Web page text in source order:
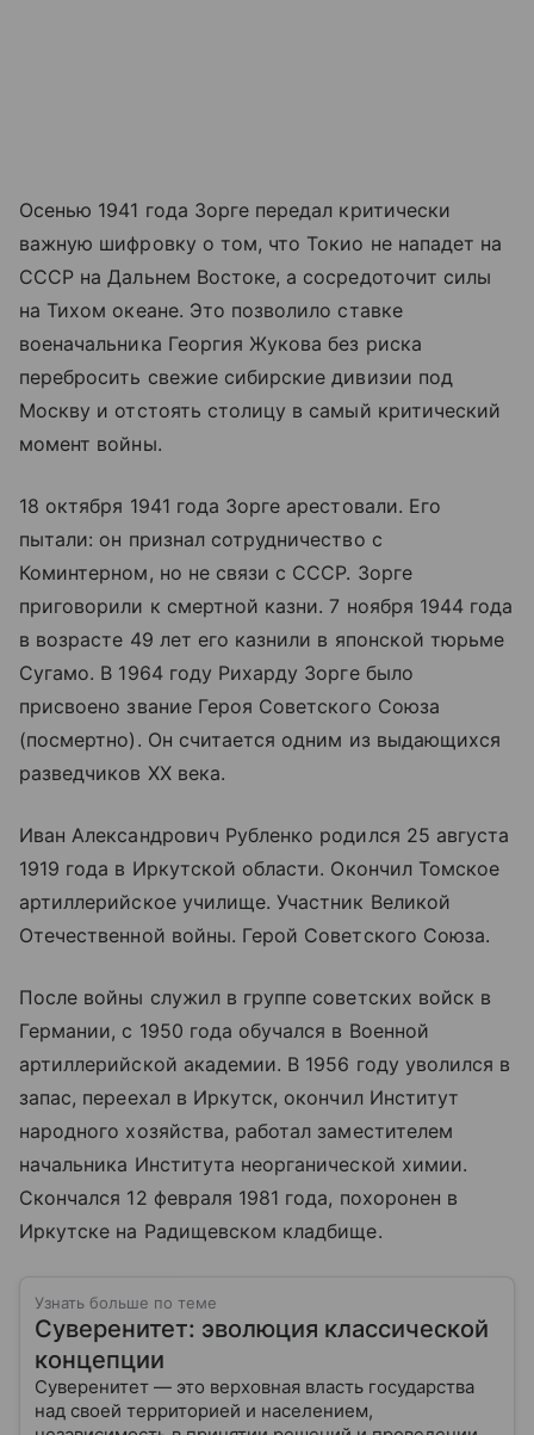
Осенью 1941 года Зорге передал критически
важную шифровку о том, что Токио не нападет на
СССР на Дальнем Востоке, а сосредоточит силы
на Тихом океане. Это позволило ставке
военачальника Георгия Жукова без риска
перебросить свежие сибирские дивизии под
Москву и отстоять столицу в самый критический
момент войны.
18 октября 1941 года Зорге арестовали. Его
пытали: он признал сотрудничество с
Коминтерном, но не связи с СССР. Зорге
приговорили к смертной казни. 7 ноября 1944 года
в возрасте 49 лет его казнили в японской тюрьме
Сугамо. В 1964 году Рихарду Зорге было
присвоено звание Героя Советского Союза
(посмертно). Он считается одним из выдающихся
разведчиков XX века.
Иван Александрович Рубленко родился 25 августа
1919 года в Иркутской области. Окончил Томское
артиллерийское училище. Участник Великой
Отечественной войны. Герой Советского Союза.
После войны служил в группе советских войск в
Германии, с 1950 года обучался в Военной
артиллерийской академии. В 1956 году уволился в
запас, переехал в Иркутск, окончил Институт
народного хозяйства, работал заместителем
начальника Института неорганической химии.
Скончался 12 февраля 1981 года, похоронен в
Иркутске на Радищевском кладбище.
Узнать больше по теме
Суверенитет: эволюция классической
концепции
Суверенитет — это верховная власть государства
над своей территорией и населением,